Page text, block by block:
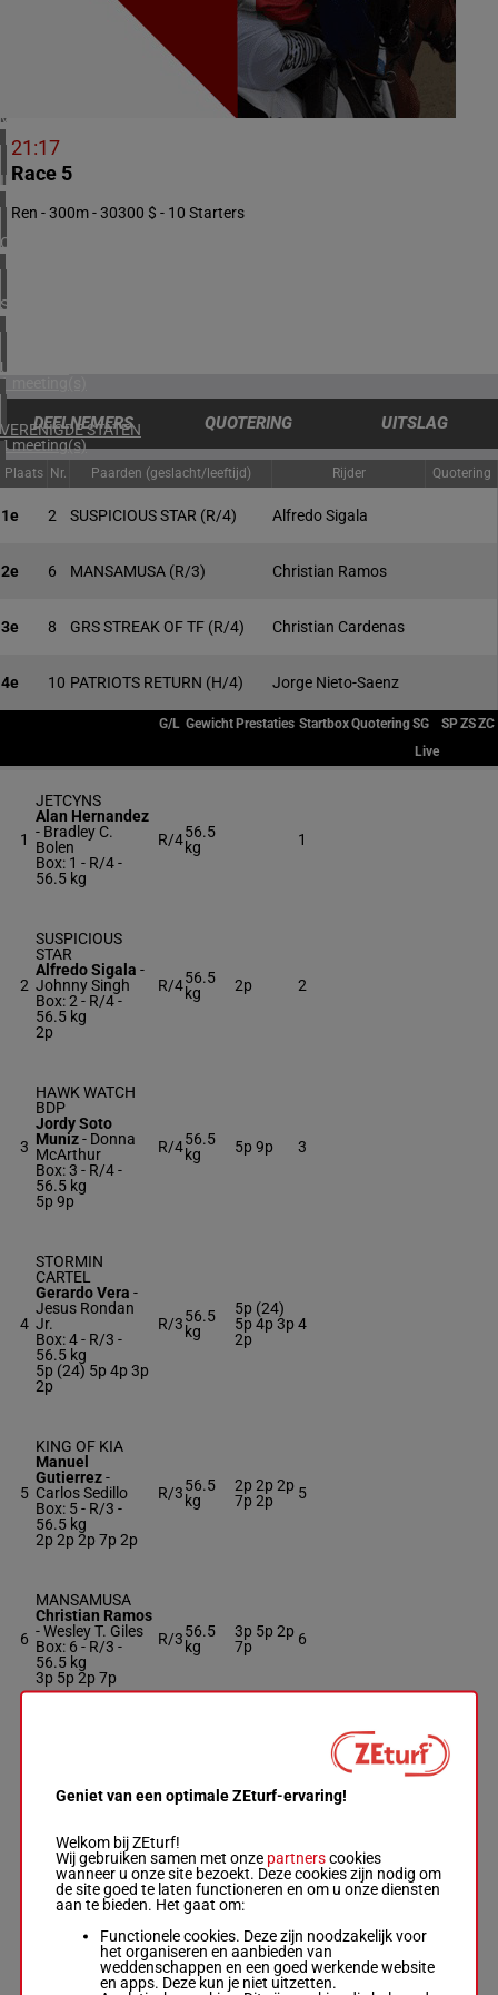
VERENIGD KONINKRIJK
2 meeting(s)
IERLAND
2 meeting(s)
OOSTENRIJK
1 meeting(s)
SPANJE
1 meeting(s)
URUGUAY
1 meeting(s)
VERENIGDE STATEN
4 meeting(s)
21:17
Race 5
Ren - 300m - 30300 $ - 10 Starters
DEELNEMERS QUOTERING UITSLAG
Plaats Nr. Paarden (geslacht/leeftijd) Rijder Quotering
1e 2 SUSPICIOUS STAR (R/4) Alfredo Sigala
2e 6 MANSAMUSA (R/3) Christian Ramos
3e 8 GRS STREAK OF TF (R/4) Christian Cardenas
4e 10 PATRIOTS RETURN (H/4) Jorge Nieto-Saenz
G/L Gewicht Prestaties StartboxQuoteringSG SPZSZC
Live
1
JETCYNS
Alan Hernandez
- Bradley C.
Bolen
Box: 1 - R/4 -
56.5 kg
R/456.5
kg
1
2
SUSPICIOUS
STAR
Alfredo Sigala -
Johnny Singh
Box: 2 - R/4 -
56.5 kg
2p
R/456.5
kg
2p 2
3
HAWK WATCH
BDP
Jordy Soto
Muniz- Donna
McArthur
Box: 3 - R/4 -
56.5 kg
5p 9p
R/456.5
kg
5p 9p 3
4
STORMIN
CARTEL
Gerardo Vera -
Jesus Rondan
Jr.
Box: 4 - R/3 -
56.5 kg
5p (24) 5p 4p 3p
2p
R/356.5
kg
5p (24)
5p 4p 3p
2p
4
5
KING OF KIA
Manuel
Gutierrez-
Carlos Sedillo
Box: 5 - R/3 -
56.5 kg
2p 2p 2p 7p 2p
R/356.5
kg
2p 2p 2p
7p 2p
5
6
MANSAMUSA
Christian Ramos
-Wesley T. Giles
Box: 6 - R/3 -
56.5 kg
3p 5p 2p 7p
R/356.5
kg
3p 5p 2p
7p
6
6p 8p 10p
H/3kg
10p
7
GRS STREAK OF
Christian
Cardenas-
Sebastian
R/456.5
kg
2p 8
Geniet van een optimale ZEturf-ervaring!
Welkom bij ZEturf!
Wij gebruiken samen met onze partnerscookies
wanneer u onze site bezoekt. Deze cookies zijn nodig om
de site goed te laten functioneren en om u onze diensten
aan te bieden. Het gaat om:
Functionele cookies. Deze zijn noodzakelijk voor
het organiseren en aanbieden van
weddenschappen en een goed werkende website
en apps. Deze kun je niet uitzetten.